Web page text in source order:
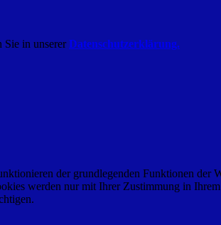
Sie in unsererDatenschutzerklärung.
der grundlegenden Funktionen der
werden nur mit Ihrer Zustimmung in